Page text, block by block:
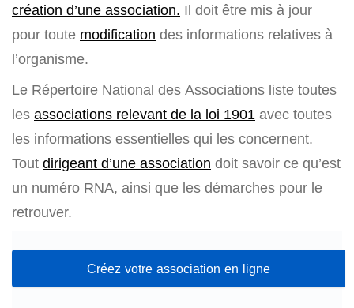
création d’une association. Il doit être mis à jour
pour toute modification des informations relatives à
l’organisme.
Le Répertoire National des Associations liste toutes
les associations relevant de la loi 1901 avec toutes
les informations essentielles qui les concernent.
Tout dirigeant d’une association doit savoir ce qu’est
un numéro RNA, ainsi que les démarches pour le
retrouver.
Créez votre association en ligne